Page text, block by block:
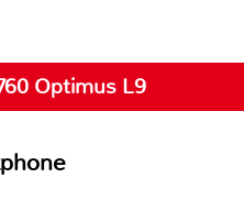
Optimus L9